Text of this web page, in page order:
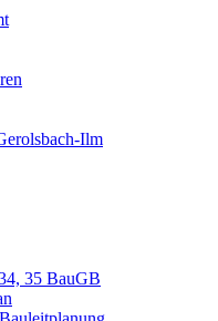
Ilm
35 BauGB